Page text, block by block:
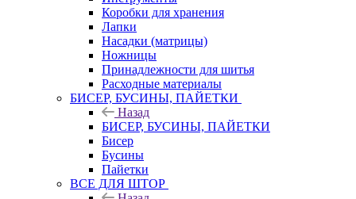
Коробки для хранения
Лапки
Насадки (матрицы)
Ножницы
Принадлежности для шитья
Расходные материалы
БИСЕР, БУСИНЫ, ПАЙЕТКИ
Назад
БИСЕР, БУСИНЫ, ПАЙЕТКИ
Бисер
Бусины
Пайетки
ВСЕ ДЛЯ ШТОР